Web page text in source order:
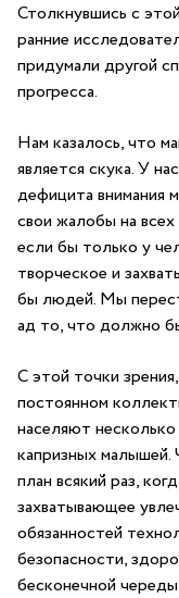
Столкнувшись с
ранние
придумали другой
прогресса.
Нам казалось, что
является скука. У
дефицита внимания
свои жалобы на
если бы только у
творческое и
бы людей. Мы
ад то, что должно
С этой точки
постоянном
населяют
капризных малышей.
план всякий раз,
захватывающее
обязанностей
безопасности,
бесконечной